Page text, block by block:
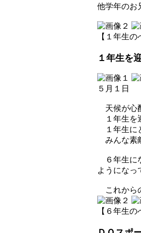
他学年のお
【１年生の
１年生を
５月１日
天候が心
１年生を
１年生に
みんな素
６年生に
ようになっ
これから
【６年生の